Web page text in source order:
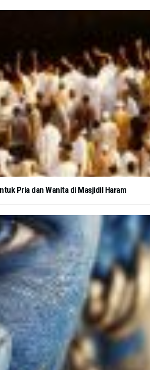
Pria dan Wanita di Masjidil Haram